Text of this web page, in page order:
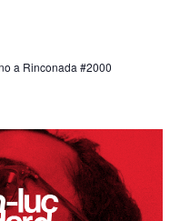
a Rinconada #2000